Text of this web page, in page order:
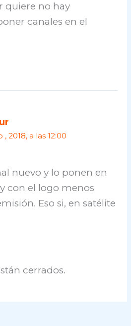
quiere no hay
canales en el
2018, a las 12:00
nuevo y lo ponen en
con el logo menos
Eso si, en satélite
cerrados.